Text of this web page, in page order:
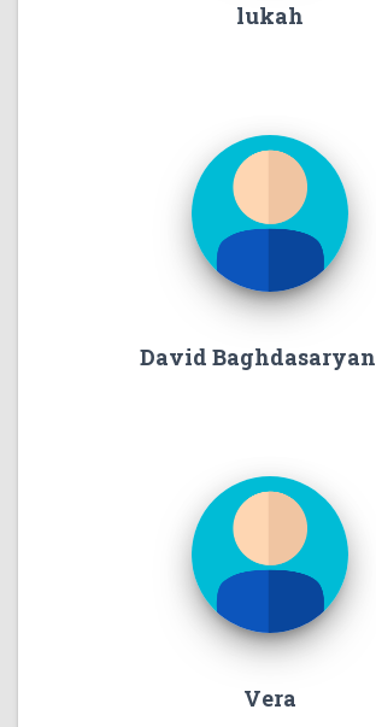
lukah
David Baghdasaryan
Vera